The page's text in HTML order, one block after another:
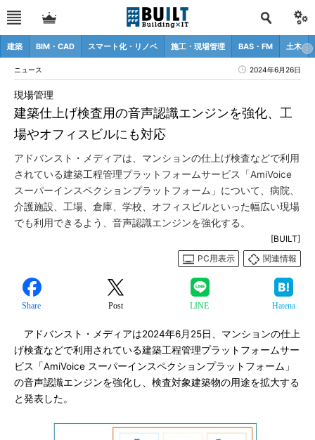
建築 BIM・CAD スマート化・リノベ 施工・現場管理 BAS・FM 土木
ニュース 2024年6月26日
建築仕上げ検査用の音声認識エンジンを強化、工
場やオフィスビルにも対応
現場管理
アドバンスト・メディアは、マンションの仕上げ検査などで利用
されている建築工程管理プラットフォームサービス「AmiVoice
スーパーインスペクションプラットフォーム」について、病院、
介護施設、工場、倉庫、学校、オフィスビルといった幅広い現場
でも利用できるよう、音声認識エンジンを強化する。
[BUILT]
PC用表示
関連情報
Share Post LINE Hatena
アドバンスト・メディアは2024年6月25日、マンションの仕上
げ検査などで利用されている建築工程管理プラットフォームサー
ビス「AmiVoice スーパーインスペクションプラットフォーム」
の音声認識エンジンを強化し、検査対象建築物の用途を拡大する
と発表した。